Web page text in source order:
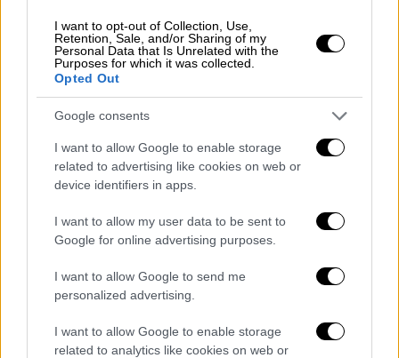
I want to opt-out of Collection, Use,
Retention, Sale, and/or Sharing of my
Personal Data that Is Unrelated with the
Purposes for which it was collected.
Opted Out
Google consents
I want to allow Google to enable storage
related to advertising like cookies on web or
device identifiers in apps.
I want to allow my user data to be sent to
Google for online advertising purposes.
I want to allow Google to send me
personalized advertising.
I want to allow Google to enable storage
related to analytics like cookies on web or
Ακόμη οι καλύτερες συνταγές με πορτοκάλι
και έξυπνα look για μια επιτυχημένη
Χειμωνιάτικη εκδρομή.
Διαβάστε περισσότερα στο «Τv Έθνος» που
κυκλοφορεί με το Έθνος της Κυριακής 20
Ιανουαρίου!